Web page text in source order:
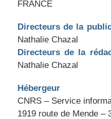
FRANCE
Directeurs de la
Nathalie Chazal
Directeurs de la
Nathalie Chazal
Hébergeur
CNRS – Service
1919 route de Mende –